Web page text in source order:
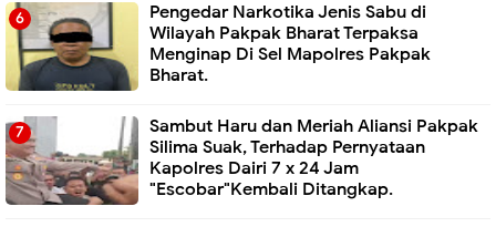
Pengedar Narkotika Jenis Sabu di
Wilayah Pakpak Bharat Terpaksa
Menginap Di Sel Mapolres Pakpak
Bharat.
Sambut Haru dan Meriah Aliansi Pakpak
Silima Suak, Terhadap Pernyataan
Kapolres Dairi 7 x 24 Jam
"Escobar"Kembali Ditangkap.